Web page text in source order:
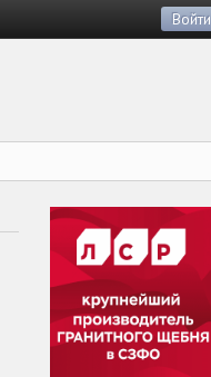
Войти